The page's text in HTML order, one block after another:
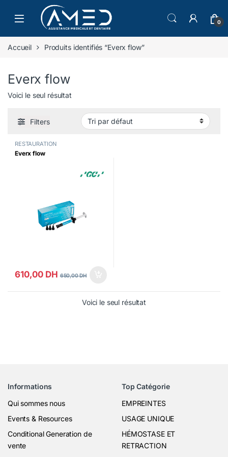
Skip to navigation
Skip to content
0
Accueil Produits identifiés “Everx flow”
Everx flow
Voici le seul résultat
Filters
RESTAURATION
Everx flow
610,00 DH 650,00DH
Voici le seul résultat
Informations
Qui sommes nous
Events & Resources
Conditional Generation de
vente
Top Catégorie
EMPREINTES
USAGE UNIQUE
HÉMOSTASE ET
RETRACTION